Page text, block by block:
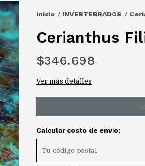
Inicio / INVERTEBRADOS /
Cerianthus
$346.698
Ver más detalles
Calcular costo de envío: